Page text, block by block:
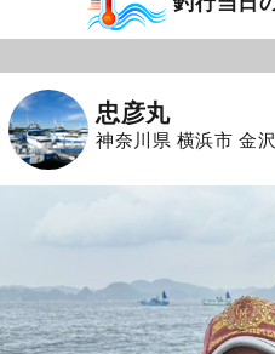
忠彦丸
神奈川県 横浜市 金